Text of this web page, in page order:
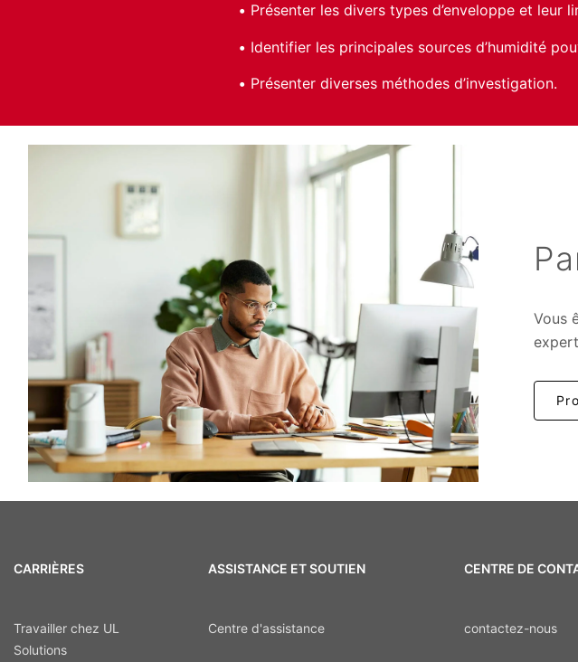
Présenter les divers types d’enveloppe et leur
Identifier les principales sources d’humidité
Présenter diverses méthodes d’investigation.
Vous
CARRIÈRES
Travailler chez UL
Solutions
ASSISTANCE ET SOUTIEN
Centre d'assistance
CENTRE DE
contactez-nous